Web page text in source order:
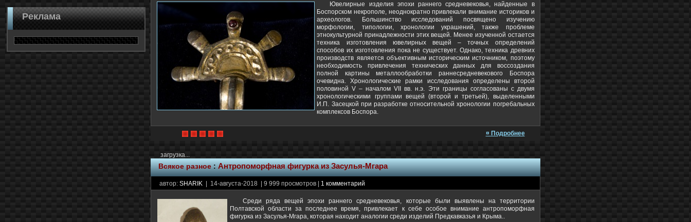
Ювелирные изделия эпохи раннего средневековья, найденные в
Боспорском некрополе, неоднократно привлекали внимание историков и
археологов. Большинство исследований посвящено изучению
морфологии, типологии, хронологии украшений, также проблеме
этнокультурной принадлежности этих вещей. Менее изученной остается
техника изготовления ювелирных вещей – точных определений
способов их изготовления пока не существует. Однако, техника древних
производств является объективным историческим источником, поэтому
необходимость привлечения технических данных для воссоздания
полной картины металлообработки раннесредневекового Боспора
очевидна. Хронологические рамки исследования определены второй
половиной V – началом VII вв. н.э. Эти границы согласованы с двумя
хронологическими группами вещей (второй и третьей), выделенными
И.П. Засецкой при разработке относительной хронологии погребальных
комплексов Боспора.
¤ Подробнее
загрузка...
Всякое разное: Антропоморфная фигурка из Засулья-Мгара
автор:SHARIK | 14-августа-2018 | 9 999 просмотров | 1 комментарий
Среди ряда вещей эпохи раннего средневековья, которые были выявлены на территории
Полтавской области за последнее время, привлекает к себе особое внимание антропоморфная
фигурка из Засулья-Мгара, которая находит аналогии среди изделий Предкавказья и Крыма..
Реклама